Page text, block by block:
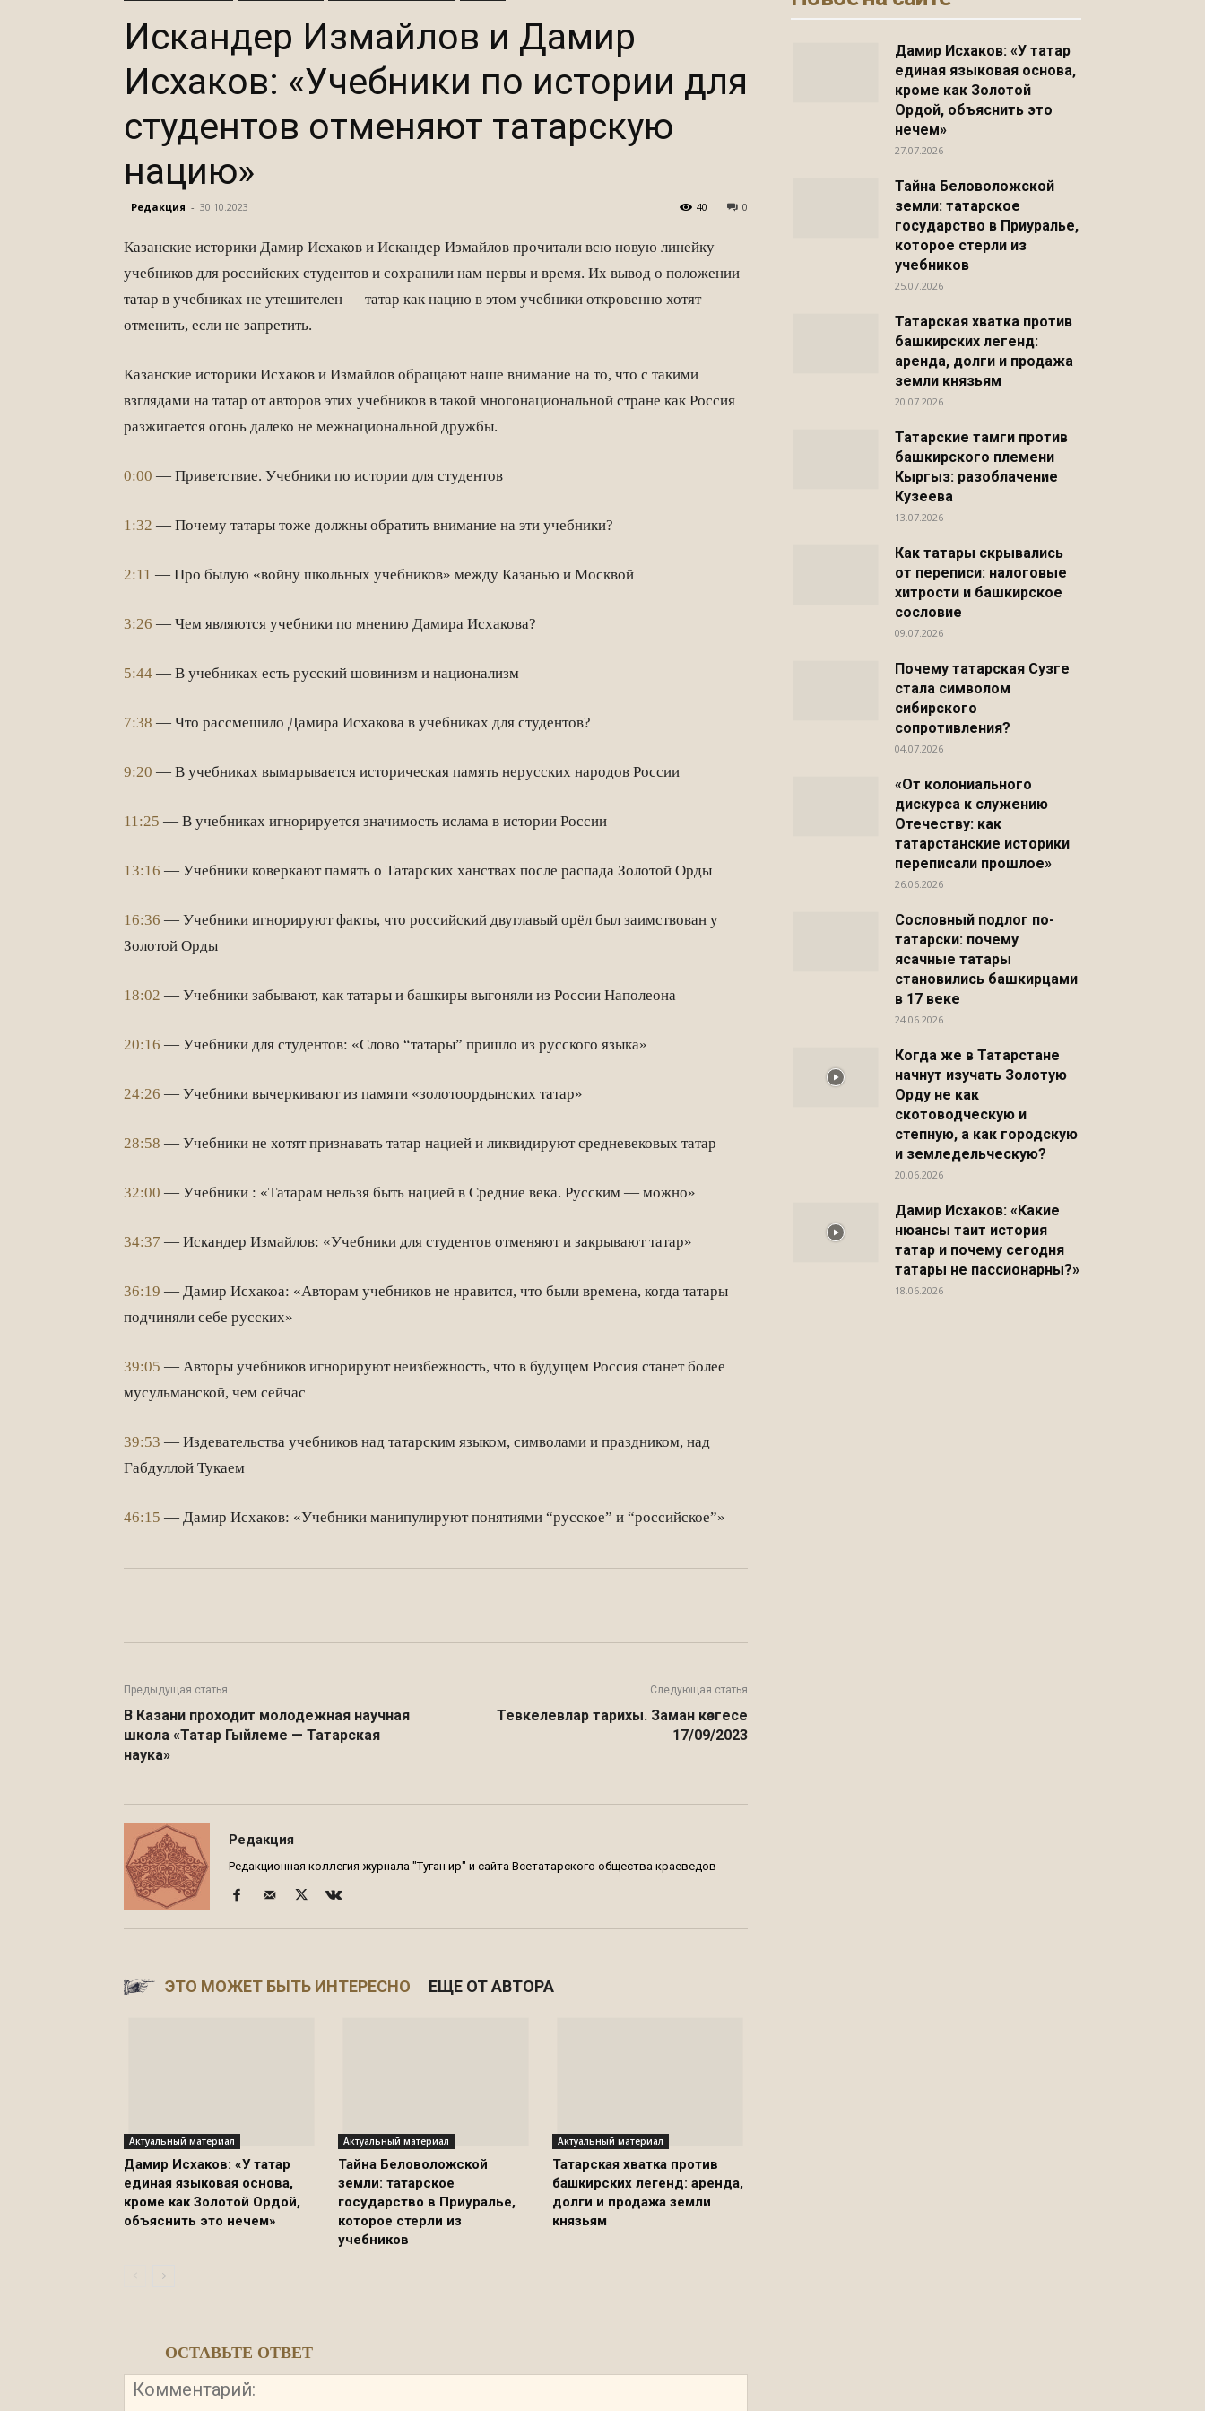
Искандер Измайлов и Дамир
Исхаков: «Учебники по истории для
студентов отменяют татарскую
нацию»
Редакция - 30.10.2023 0
40
Казанские историки Дамир Исхаков и Искандер Измайлов прочитали всю новую линейку
учебников для российских студентов и сохранили нам нервы и время. Их вывод о положении
татар в учебниках не утешителен — татар как нацию в этом учебники откровенно хотят
отменить, если не запретить.
Казанские историки Исхаков и Измайлов обращают наше внимание на то, что с такими
взглядами на татар от авторов этих учебников в такой многонациональной стране как Россия
разжигается огонь далеко не межнациональной дружбы.
0:00 — Приветствие. Учебники по истории для студентов
1:32 — Почему татары тоже должны обратить внимание на эти учебники?
2:11 — Про былую «войну школьных учебников» между Казанью и Москвой
3:26 — Чем являются учебники по мнению Дамира Исхакова?
5:44 — В учебниках есть русский шовинизм и национализм
7:38 — Что рассмешило Дамира Исхакова в учебниках для студентов?
9:20 — В учебниках вымарывается историческая память нерусских народов России
11:25 — В учебниках игнорируется значимость ислама в истории России
13:16 — Учебники коверкают память о Татарских ханствах после распада Золотой Орды
16:36 — Учебники игнорируют факты, что российский двуглавый орёл был заимствован у
Золотой Орды
18:02 — Учебники забывают, как татары и башкиры выгоняли из России Наполеона
20:16 — Учебники для студентов: «Слово “татары” пришло из русского языка»
24:26 — Учебники вычеркивают из памяти «золотоордынских татар»
28:58 — Учебники не хотят признавать татар нацией и ликвидируют средневековых татар
32:00 — Учебники : «Татарам нельзя быть нацией в Средние века. Русским — можно»
34:37 — Искандер Измайлов: «Учебники для студентов отменяют и закрывают татар»
36:19 — Дамир Исхакоа: «Авторам учебников не нравится, что были времена, когда татары
подчиняли себе русских»
39:05 — Авторы учебников игнорируют неизбежность, что в будущем Россия станет более
мусульманской, чем сейчас
39:53 — Издевательства учебников над татарским языком, символами и праздником, над
Габдуллой Тукаем
46:15 — Дамир Исхаков: «Учебники манипулируют понятиями “русское” и “российское”»
Предыдущая статья
В Казани проходит молодежная научная
школа «Татар Гыйлеме — Татарская
наука»
Следующая статья
Тевкелевлар тарихы. Заман көзгесе
17/09/2023
Редакция
Редакционная коллегия журнала "Туган җир" и сайта Всетатарского общества краеведов
ЭТО МОЖЕТ БЫТЬ ИНТЕРЕСНО ЕЩЕ ОТ АВТОРА
Актуальный материал
Дамир Исхаков: «У татар
единая языковая основа,
кроме как Золотой Ордой,
объяснить это нечем»
Актуальный материал
Тайна Беловоложской
земли: татарское
государство в Приуралье,
которое стерли из
учебников
Актуальный материал
Татарская хватка против
башкирских легенд: аренда,
долги и продажа земли
князьям
ОСТАВЬТЕ ОТВЕТ
Дамир Исхаков: «У татар
единая языковая основа,
кроме как Золотой
Ордой, объяснить это
нечем»
27.07.2026
Тайна Беловоложской
земли: татарское
государство в Приуралье,
которое стерли из
учебников
25.07.2026
Татарская хватка против
башкирских легенд:
аренда, долги и продажа
земли князьям
20.07.2026
Татарские тамги против
башкирского племени
Кыргыз: разоблачение
Кузеева
13.07.2026
Как татары скрывались
от переписи: налоговые
хитрости и башкирское
сословие
09.07.2026
Почему татарская Сузге
стала символом
сибирского
сопротивления?
04.07.2026
«От колониального
дискурса к служению
Отечеству: как
татарстанские историки
переписали прошлое»
26.06.2026
Сословный подлог по-
татарски: почему
ясачные татары
становились башкирцами
в 17 веке
24.06.2026
Когда же в Татарстане
начнут изучать Золотую
Орду не как
скотоводческую и
степную, а как городскую
и земледельческую?
20.06.2026
Дамир Исхаков: «Какие
нюансы таит история
татар и почему сегодня
татары не пассионарны?»
18.06.2026